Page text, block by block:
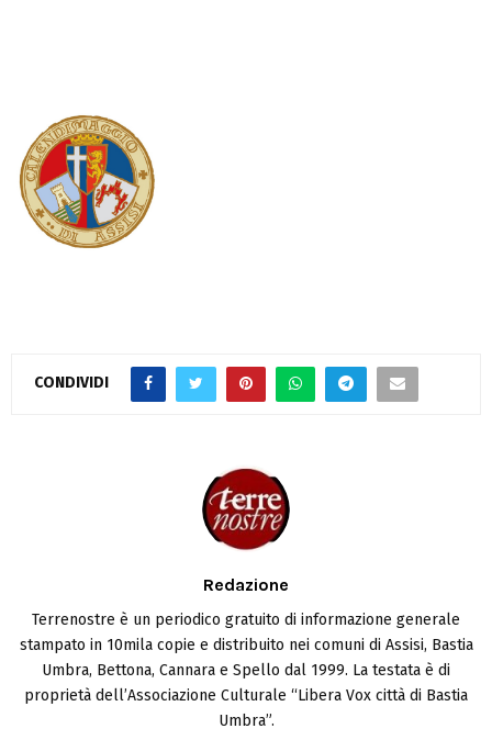
CONDIVIDI
Redazione
Terrenostre è un periodico gratuito di informazione generale
stampato in 10mila copie e distribuito nei comuni di Assisi, Bastia
Umbra, Bettona, Cannara e Spello dal 1999. La testata è di
proprietà dell’Associazione Culturale “Libera Vox città di Bastia
Umbra”.